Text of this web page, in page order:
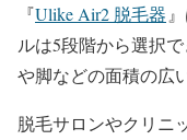
『Ulike Air2 脱毛器
ルは5段階から選択
や脚などの面積の広
脱毛サロンやクリニ